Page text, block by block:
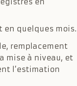
en quelques mois.
remplacement
mise à niveau, et
l’estimation